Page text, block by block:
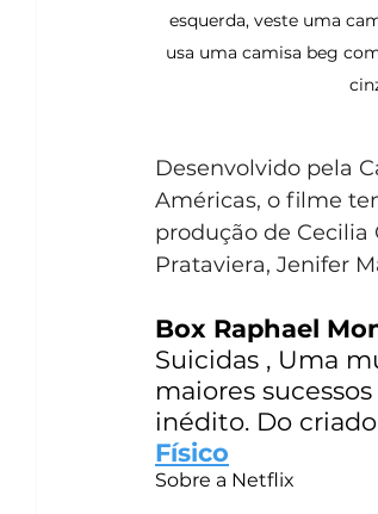
esquerda, veste uma
usa uma camisa beg
Desenvolvido pela
Américas, o filme
produção de Cecilia
Prataviera, Jenifer
Box Raphael
Suicidas , Uma
maiores
inédito. Do
Físico
Sobre a Netflix